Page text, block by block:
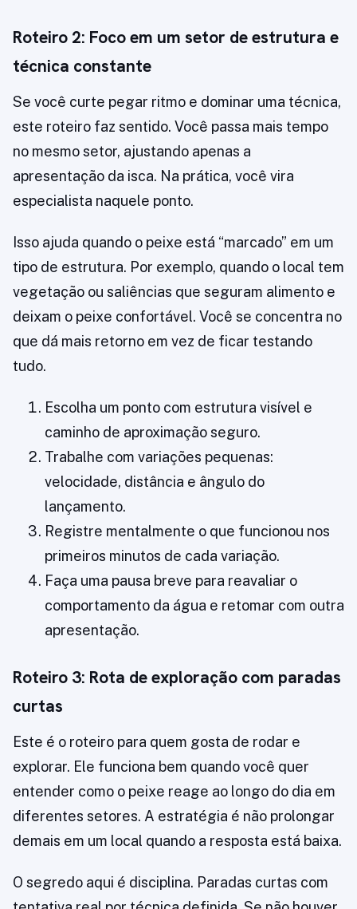
Roteiro 2: Foco em um setor de estrutura e
técnica constante
Se você curte pegar ritmo e dominar uma técnica,
este roteiro faz sentido. Você passa mais tempo
no mesmo setor, ajustando apenas a
apresentação da isca. Na prática, você vira
especialista naquele ponto.
Isso ajuda quando o peixe está “marcado” em um
tipo de estrutura. Por exemplo, quando o local tem
vegetação ou saliências que seguram alimento e
deixam o peixe confortável. Você se concentra no
que dá mais retorno em vez de ficar testando
tudo.
Escolha um ponto com estrutura visível e
caminho de aproximação seguro.
Trabalhe com variações pequenas:
velocidade, distância e ângulo do
lançamento.
Registre mentalmente o que funcionou nos
primeiros minutos de cada variação.
Faça uma pausa breve para reavaliar o
comportamento da água e retomar com outra
apresentação.
Roteiro 3: Rota de exploração com paradas
curtas
Este é o roteiro para quem gosta de rodar e
explorar. Ele funciona bem quando você quer
entender como o peixe reage ao longo do dia em
diferentes setores. A estratégia é não prolongar
demais em um local quando a resposta está baixa.
O segredo aqui é disciplina. Paradas curtas com